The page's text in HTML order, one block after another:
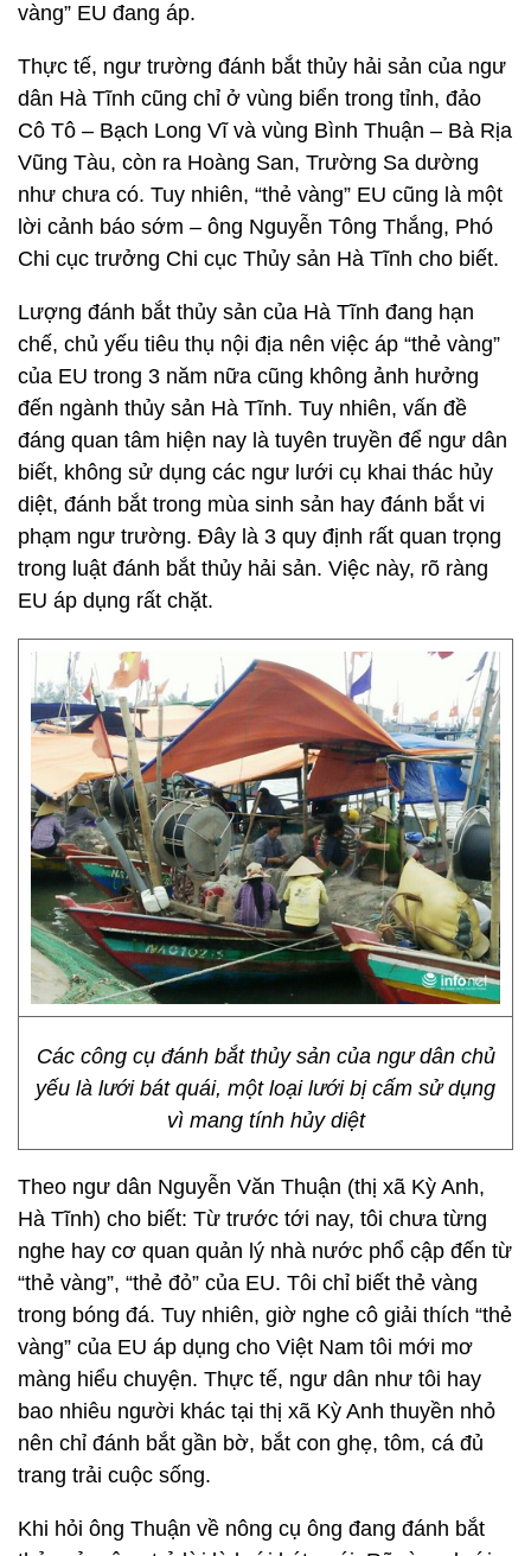
vàng” EU đang áp.
Thực tế, ngư trường đánh bắt thủy hải sản của ngư
dân Hà Tĩnh cũng chỉ ở vùng biển trong tỉnh, đảo
Cô Tô – Bạch Long Vĩ và vùng Bình Thuận – Bà Rịa
Vũng Tàu, còn ra Hoàng San, Trường Sa dường
như chưa có. Tuy nhiên, “thẻ vàng” EU cũng là một
lời cảnh báo sớm – ông Nguyễn Tông Thắng, Phó
Chi cục trưởng Chi cục Thủy sản Hà Tĩnh cho biết.
Lượng đánh bắt thủy sản của Hà Tĩnh đang hạn
chế, chủ yếu tiêu thụ nội địa nên việc áp “thẻ vàng”
của EU trong 3 năm nữa cũng không ảnh hưởng
đến ngành thủy sản Hà Tĩnh. Tuy nhiên, vấn đề
đáng quan tâm hiện nay là tuyên truyền để ngư dân
biết, không sử dụng các ngư lưới cụ khai thác hủy
diệt, đánh bắt trong mùa sinh sản hay đánh bắt vi
phạm ngư trường. Đây là 3 quy định rất quan trọng
trong luật đánh bắt thủy hải sản. Việc này, rõ ràng
EU áp dụng rất chặt.
Các công cụ đánh bắt thủy sản của ngư dân chủ
yếu là lưới bát quái, một loại lưới bị cấm sử dụng
vì mang tính hủy diệt
Theo ngư dân Nguyễn Văn Thuận (thị xã Kỳ Anh,
Hà Tĩnh) cho biết: Từ trước tới nay, tôi chưa từng
nghe hay cơ quan quản lý nhà nước phổ cập đến từ
“thẻ vàng”, “thẻ đỏ” của EU. Tôi chỉ biết thẻ vàng
trong bóng đá. Tuy nhiên, giờ nghe cô giải thích “thẻ
vàng” của EU áp dụng cho Việt Nam tôi mới mơ
màng hiểu chuyện. Thực tế, ngư dân như tôi hay
bao nhiêu người khác tại thị xã Kỳ Anh thuyền nhỏ
nên chỉ đánh bắt gần bờ, bắt con ghẹ, tôm, cá đủ
trang trải cuộc sống.
Khi hỏi ông Thuận về nông cụ ông đang đánh bắt